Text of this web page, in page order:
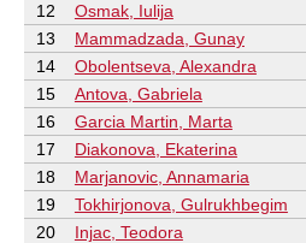
12
Osmak, Iulija
13
Mammadzada, Gunay
14
Obolentseva, Alexandra
15
Antova, Gabriela
16
Garcia Martin, Marta
17
Diakonova, Ekaterina
18
Marjanovic, Annamaria
19
Tokhirjonova, Gulrukhbegim
20
Injac, Teodora